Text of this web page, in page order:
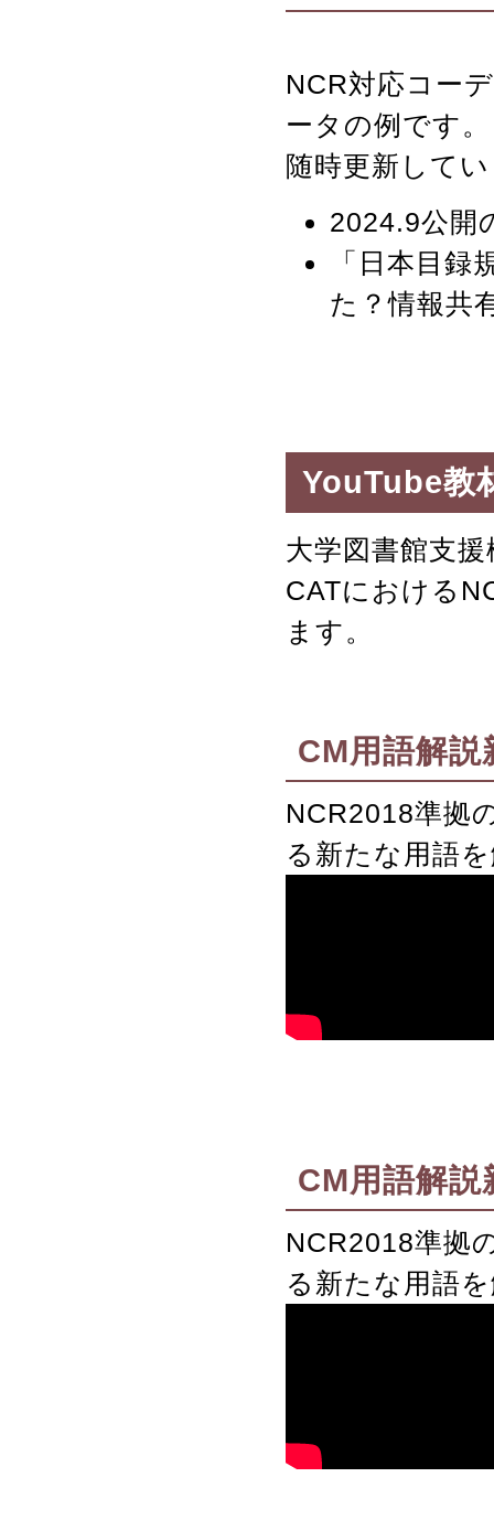
NCR対応コー
ータの例です。
随時更新して
2024.9公開
「日本目
た？情報共
YouTube教
大学図書館支
CATにおける
ます。
CM用語解
NCR2018準拠
る新たな用語
CM用語解
NCR2018準拠
る新たな用語